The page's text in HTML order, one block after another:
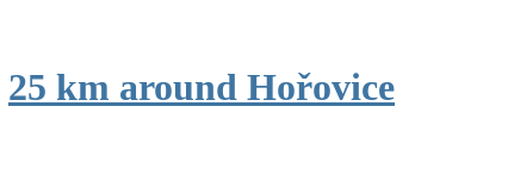
25 km around Hořovice